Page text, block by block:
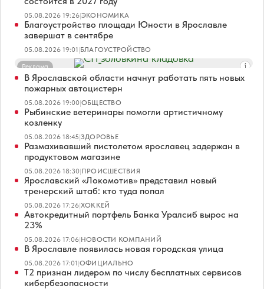
05.08.2026 19:26|ЭКОНОМИКА
Благоустройство площади Юности в Ярославле
завершат в сентябре
05.08.2026 19:01|БЛАГОУСТРОЙСТВО
Реклама
В Ярославской области начнут работать пять новых
пожарных автоцистерн
05.08.2026 19:00|ОБЩЕСТВО
Рыбинские ветеринары помогли артистичному
козленку
05.08.2026 18:45|ЗДОРОВЬЕ
Размахивавший пистолетом ярославец задержан в
продуктовом магазине
05.08.2026 18:30|ПРОИСШЕСТВИЯ
Ярославский «Локомотив» представил новый
тренерский штаб: кто туда попал
05.08.2026 17:26|ХОККЕЙ
Автокредитный портфель Банка Уралсиб вырос на
23%
05.08.2026 17:06|НОВОСТИ КОМПАНИЙ
В Ярославле появилась новая городская улица
05.08.2026 17:01|ОФИЦИАЛЬНО
Т2 признан лидером по числу бесплатных сервисов
кибербезопасности